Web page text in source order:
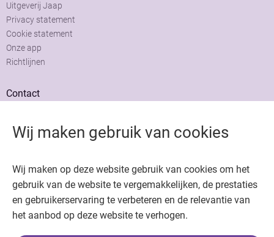
Wij maken gebruik van cookies
Wij maken op deze website gebruik van cookies om het
gebruik van de website te vergemakkelijken, de prestaties
en gebruikerservaring te verbeteren en de relevantie van
het aanbod op deze website te verhogen.
Uitgeverij Jaap
Privacy statement
Cookie statement
Onze app
Richtlijnen
Contact
Colofon
Adverteren
Copyright © 2026. Uitgeverij Jaap. Alle rechten voorbehouden.